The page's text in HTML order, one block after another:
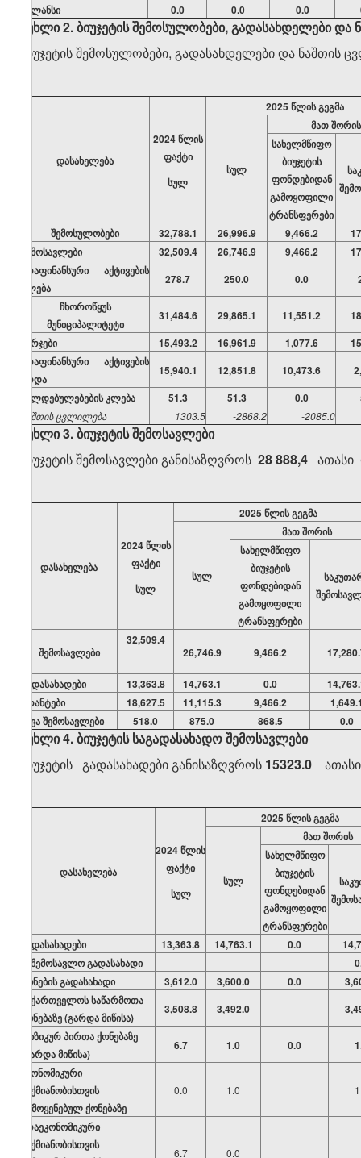
ბალანსი
0.0 0.0 0.0
მუხლი 2. ბიუჯეტის შემოსულობები, გადასახდელები
ბიუჯეტის შემოსულობები, გადასახდელები და ნაშთის
დასახელება
2024წლის
ფაქტი
სულ
2025 წლის გეგმა
სულ
მათ შორის
სახელმწიფო
ბიუჯეტის
ფონდებიდან
გამოყოფილი
ტრანსფერები
შემოსულობები 32,788.1 26,996.9 9,466.2
შემოსავლები
32,509.4 26,746.9 9,466.2
არაფინანსური აქტივების
კლება
278.7 250.0 0.0
ჩხოროწყუს
მუნიციპალიტეტი
31,484.6 29,865.1 11,551.2
ხარჯები
15,493.2 16,961.9 1,077.6
არაფინანსური აქტივების
ზრდა
15,940.1 12,851.8 10,473.6
ვალდებულებების კლება
51.3 51.3 0.0
ნაშთის ცვლილება 1303.5 -2868.2 -2085.0
მუხლი 3. ბიუჯეტის შემოსავლები
ბიუჯეტის შემოსავლები განისაზღვროს 28 888,4
დასახელება
2024წლის
ფაქტი
სულ
2025 წლის გეგმა
სულ
მათ შორის
სახელმწიფო
ბიუჯეტის
ფონდებიდან
გამოყოფილი
ტრანსფერები
შემოსავლები
32,509.4
26,746.9
9,466.2
გადასახადები 13,363.8 14,763.1 0.0
გრანტები
18,627.5 11,115.3 9,466.2
სხვა შემოსავლები
518.0 875.0 868.5 0.0
მუხლი 4. ბიუჯეტის საგადასახადო შემოსავლები
ბიუჯეტის გადასახადები განისაზღვროს 15323.0
დასახელება
2024წლის
ფაქტი
სულ
2025 წლის გეგმა
სულ
მათ შორის
სახელმწიფო
ბიუჯეტის
ფონდებიდან
გამოყოფილი
ტრანსფერები
გადასახადები 13,363.8 14,763.1 0.0
საშემოსავლო გადასახადი
ქონების გადასახადი
3,612.0 3,600.0 0.0
საქართველოს საწარმოთა
ქონებაზე (გარდა მიწისა)
3,508.8 3,492.0
ფიზიკურ პირთა ქონებაზე
(გარდა მიწისა)
6.7 1.0 0.0
ეკონომიკური
საქმიანობისთვის
გამოყენებულ ქონებაზე
0.0 1.0
არაეკონომიკური
საქმიანობისთვის
6.7 0.0